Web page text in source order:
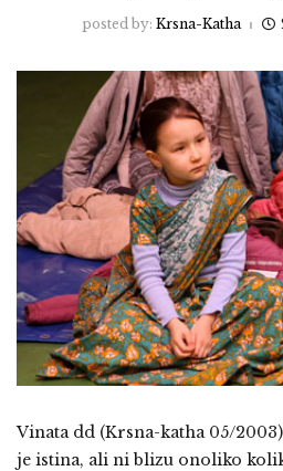
posted by: Krsna-Katha
Vinata dd (Krsna-katha 05/
je istina, ali ni blizu onoliko